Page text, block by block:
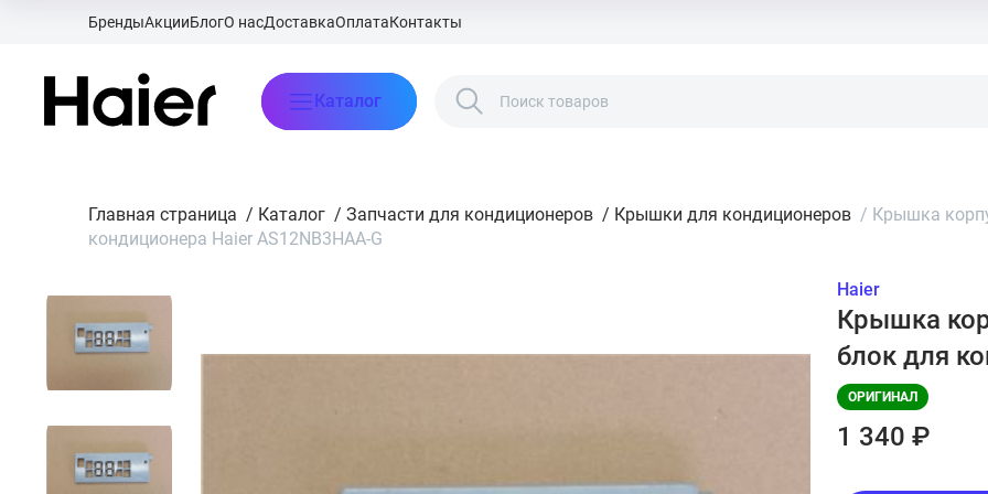
БрендыАкцииБлогО насДоставкаОплатаКонтакты
Каталог
Главная страница / Каталог / Запчасти для кондиционеров / Крышки для кондиционеров / Крышка
кондиционера Haier AS12NB3HAA-G
Haier
Крышка
блок для
ОРИГИНАЛ
1 340 ₽